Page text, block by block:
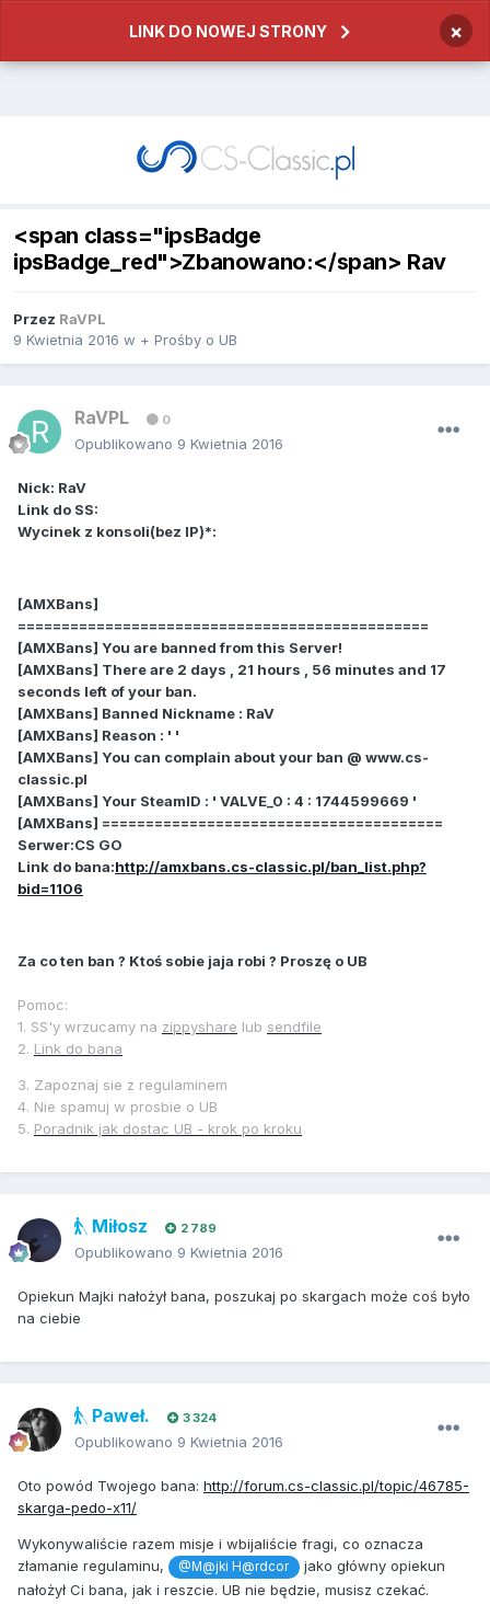
LINK DO NOWEJ STRONY ×
<span class="ipsBadge
ipsBadge_red">Zbanowano:</span> Rav
Przez RaVPL
9 Kwietnia 2016 w + Prośby o UB
RaVPL 0
Opublikowano 9 Kwietnia 2016
Nick: RaV
Link do SS:
Wycinek z konsoli(bez IP)*:
[AMXBans]
===============================================
[AMXBans] You are banned from this Server!
[AMXBans] There are 2 days , 21 hours , 56 minutes and 17
seconds left of your ban.
[AMXBans] Banned Nickname : RaV
[AMXBans] Reason : ' '
[AMXBans] You can complain about your ban @ www.cs-
classic.pl
[AMXBans] Your SteamID : ' VALVE_0 : 4 : 1744599669 '
[AMXBans] =======================================
Serwer:CS GO
Link do bana:http://amxbans.cs-classic.pl/ban_list.php?
bid=1106
Za co ten ban ? Ktoś sobie jaja robi ? Proszę o UB
Pomoc:
1. SS'y wrzucamy na zippyshare lub sendfile
2. Link do bana
3. Zapoznaj sie z regulaminem
4. Nie spamuj w prosbie o UB
5. Poradnik jak dostac UB - krok po kroku
Miłosz 2 789
Opublikowano 9 Kwietnia 2016
Opiekun Majki nałożył bana, poszukaj po skargach może coś było
na ciebie
Paweł. 3 324
Opublikowano 9 Kwietnia 2016
Oto powód Twojego bana: http://forum.cs-classic.pl/topic/46785-
skarga-pedo-x11/
Wykonywaliście razem misje i wbijaliście fragi, co oznacza
złamanie regulaminu,
@M@jki H@rdcor
jako główny opiekun
nałożył Ci bana, jak i reszcie. UB nie będzie, musisz czekać.